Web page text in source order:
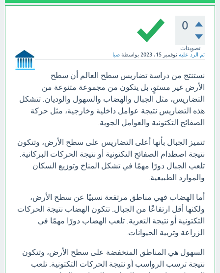
0
تصويتات
تم الرد عليه نوفمبر 15، 2023 بواسطة صبا
نستنتج من دراسة تضاريس سطح العالم أن سطح
الأرض غير مستوٍ، بل يتكون من مجموعة متنوعة من
التضاريس، مثل الجبال والهضاب والسهول والوديان. تتشكل
هذه التضاريس نتيجة عوامل داخلية وخارجية، مثل حركة
الصفائح التكتونية والعوامل الجوية.
تتميز الجبال بأنها أعلى التضاريس على سطح الأرض، وتتكون
نتيجة اصطدام الصفائح التكتونية أو نتيجة الحركات البركانية.
تلعب الجبال دورًا مهمًا في تشكل المناخ وتوزيع السكان
والموارد الطبيعية.
أما الهضاب فهي مناطق مرتفعة نسبيًا عن سطح الأرض،
ولكنها أقل ارتفاعًا من الجبال. تتكون الهضاب نتيجة الحركات
التكتونية أو نتيجة التعرية. تلعب الهضاب دورًا مهمًا في
الزراعة وتربية الحيوانات.
السهول هي المناطق المنخفضة على سطح الأرض، وتتكون
نتيجة ترسب الرواسب أو نتيجة الحركات التكتونية. تلعب